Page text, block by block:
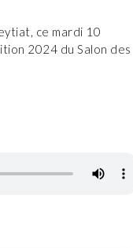
ce mardi 10
2024 du Salon des